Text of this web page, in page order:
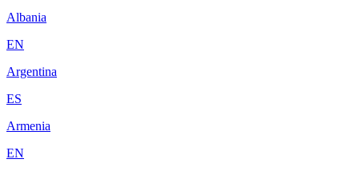
Albania
EN
Argentina
ES
Armenia
EN